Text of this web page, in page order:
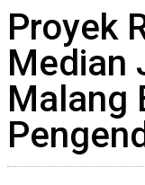
Proyek
Median
Malang